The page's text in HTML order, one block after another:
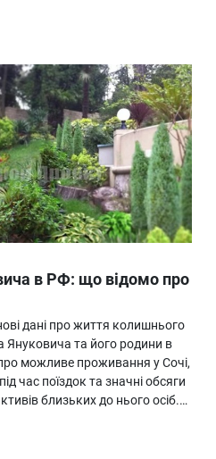
в РФ: що відомо про
дані про життя колишнього
Януковича та його родини в
можливе проживання у Сочі,
час поїздок та значні обсяги
близьких до нього осіб.…